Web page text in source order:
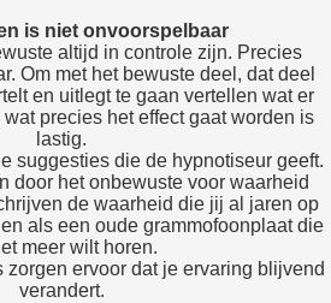
is niet onvoorspelbaar
altijd in controle zijn. Precies
Om met het bewuste deel, dat deel
en uitlegt te gaan vertellen wat er
precies het effect gaat worden is
lastig.
suggesties die de hypnotiseur geeft.
door het onbewuste voor waarheid
de waarheid die jij al jaren op
als een oude grammofoonplaat die
meer wilt horen.
zorgen ervoor dat je ervaring blijvend
verandert.